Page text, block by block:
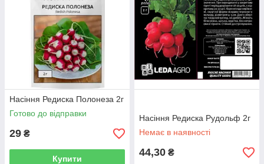
Насіння Редиска Полонеза 2г
Готово до відправки
29 ₴
Купити
Насіння Редиска Рудольф 2г
Немає в наявності
44,30 ₴